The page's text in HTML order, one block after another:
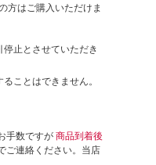
方はご購入いただけま
止とさせていただき
ことはできません。
手数ですが 商品到着後
ご連絡ください。当店